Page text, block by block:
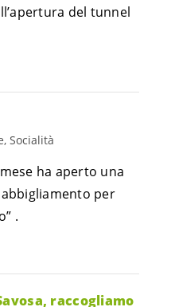
del tunnel
Socialità
ha aperto una
per
.
raccogliamo